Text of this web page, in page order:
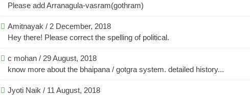
Please add Arranagula-vasram(gothram)
Amitnayak / 2 December, 2018
Hey there! Please correct the spelling of political.
c mohan / 29 August, 2018
know more about the bhaipana / gotgra system. detailed history...
Jyoti Naik / 11 August, 2018